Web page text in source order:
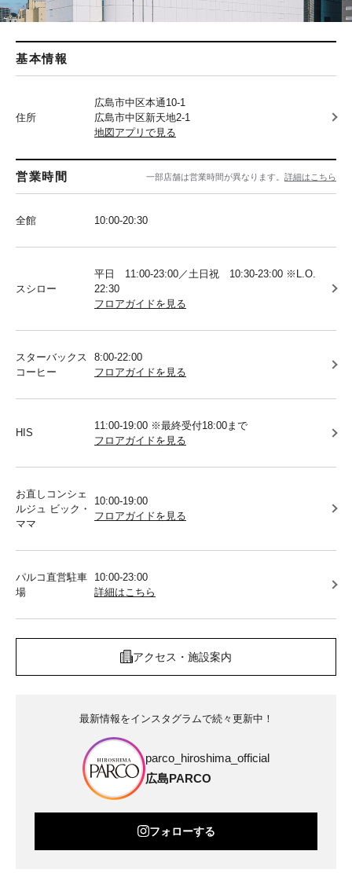
基本情報
住所
広島市中区本通10-1
広島市中区新天地2-1
地図アプリで見る
営業時間 一部店舗は営業時間が異なります。 詳細はこちら
全館 10:00-20:30
スシロー
平日 11:00-23:00／土日祝 10:30-23:00 ※L.O.
22:30
フロアガイドを見る
スターバックス
コーヒー
8:00-22:00
フロアガイドを見る
HIS
11:00-19:00 ※最終受付18:00まで
フロアガイドを見る
お直しコンシェ
ルジュ ビック・
ママ
10:00-19:00
フロアガイドを見る
パルコ直営駐車
場
10:00-23:00
詳細はこちら
アクセス・施設案内
最新情報をインスタグラムで続々更新中！
parco_hiroshima_official
広島PARCO
フォローする